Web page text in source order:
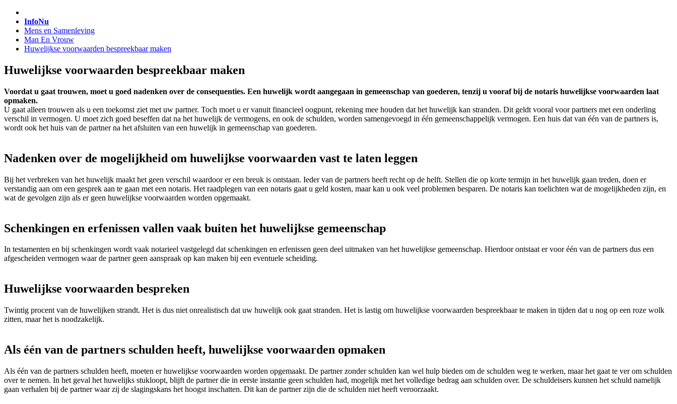
InfoNu
Mens en Samenleving
Man En Vrouw
Huwelijkse voorwaarden bespreekbaar maken
Huwelijkse voorwaarden bespreekbaar maken
Voordat u gaat trouwen, moet u goed nadenken over de consequenties. Een huwelijk wordt aangegaan in gemeenschap van goederen, tenzij u vooraf bij de notaris huwelijkse voorwaarden laat
opmaken.
U gaat alleen trouwen als u een toekomst ziet met uw partner. Toch moet u er vanuit financieel oogpunt, rekening mee houden dat het huwelijk kan stranden. Dit geldt vooral voor partners met een onderling
verschil in vermogen. U moet zich goed beseffen dat na het huwelijk de vermogens, en ook de schulden, worden samengevoegd in één gemeenschappelijk vermogen. Een huis dat van één van de partners is,
wordt ook het huis van de partner na het afsluiten van een huwelijk in gemeenschap van goederen.
Nadenken over de mogelijkheid om huwelijkse voorwaarden vast te laten leggen
Bij het verbreken van het huwelijk maakt het geen verschil waardoor er een breuk is ontstaan. Ieder van de partners heeft recht op de helft. Stellen die op korte termijn in het huwelijk gaan treden, doen er
verstandig aan om een gesprek aan te gaan met een notaris. Het raadplegen van een notaris gaat u geld kosten, maar kan u ook veel problemen besparen. De notaris kan toelichten wat de mogelijkheden zijn, en
wat de gevolgen zijn als er geen huwelijkse voorwaarden worden opgemaakt.
Schenkingen en erfenissen vallen vaak buiten het huwelijkse gemeenschap
In testamenten en bij schenkingen wordt vaak notarieel vastgelegd dat schenkingen en erfenissen geen deel uitmaken van het huwelijkse gemeenschap. Hierdoor ontstaat er voor één van de partners dus een
afgescheiden vermogen waar de partner geen aanspraak op kan maken bij een eventuele scheiding.
Huwelijkse voorwaarden bespreken
Twintig procent van de huwelijken strandt. Het is dus niet onrealistisch dat uw huwelijk ook gaat stranden. Het is lastig om huwelijkse voorwaarden bespreekbaar te maken in tijden dat u nog op een roze wolk
zitten, maar het is noodzakelijk.
Als één van de partners schulden heeft, huwelijkse voorwaarden opmaken
Als één van de partners schulden heeft, moeten er huwelijkse voorwaarden worden opgemaakt. De partner zonder schulden kan wel hulp bieden om de schulden weg te werken, maar het gaat te ver om schulden
over te nemen. In het geval het huwelijks stukloopt, blijft de partner die in eerste instantie geen schulden had, mogelijk met het volledige bedrag aan schulden over. De schuldeisers kunnen het schuld namelijk
gaan verhalen bij de partner waar zij de slagingskans het hoogst inschatten. Dit kan de partner zijn die de schulden niet heeft veroorzaakt.